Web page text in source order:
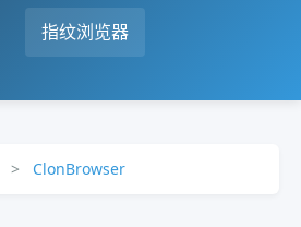
指纹浏览器
> ClonBrowser